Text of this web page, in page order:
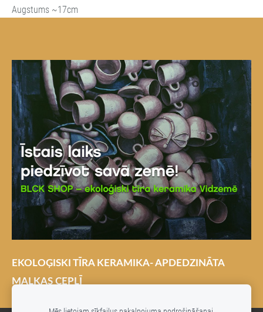
EKOLOĢISKI TĪRA KERAMIKA- APDEDZINĀTA
MALKAS CEPLĪ
Augstums ~17cm